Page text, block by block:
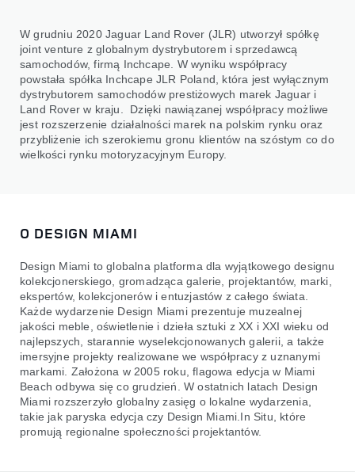
W grudniu 2020 Jaguar Land Rover (JLR) utworzył spółkę
joint venture z globalnym dystrybutorem i sprzedawcą
samochodów, firmą Inchcape. W wyniku współpracy
powstała spółka Inchcape JLR Poland, która jest wyłącznym
dystrybutorem samochodów prestiżowych marek Jaguar i
Land Rover w kraju. Dzięki nawiązanej współpracy możliwe
jest rozszerzenie działalności marek na polskim rynku oraz
przybliżenie ich szerokiemu gronu klientów na szóstym co do
wielkości rynku motoryzacyjnym Europy.
O DESIGN MIAMI
Design Miami to globalna platforma dla wyjątkowego designu
kolekcjonerskiego, gromadząca galerie, projektantów, marki,
ekspertów, kolekcjonerów i entuzjastów z całego świata.
Każde wydarzenie Design Miami prezentuje muzealnej
jakości meble, oświetlenie i dzieła sztuki z XX i XXI wieku od
najlepszych, starannie wyselekcjonowanych galerii, a także
imersyjne projekty realizowane we współpracy z uznanymi
markami. Założona w 2005 roku, flagowa edycja w Miami
Beach odbywa się co grudzień. W ostatnich latach Design
Miami rozszerzyło globalny zasięg o lokalne wydarzenia,
takie jak paryska edycja czy Design Miami.In Situ, które
promują regionalne społeczności projektantów.